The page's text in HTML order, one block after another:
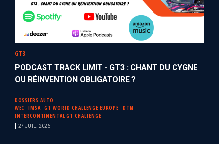
GT3
PODCAST TRACK LIMIT - GT3 : CHANT DU CYGNE
OU RÉINVENTION OBLIGATOIRE ?
DOSSIERS AUTO
WEC
IMSA GT WORLD CHALLENGE EUROPE
DTM
INTERCONTINENTAL GT CHALLENGE
27 JUIL. 2026